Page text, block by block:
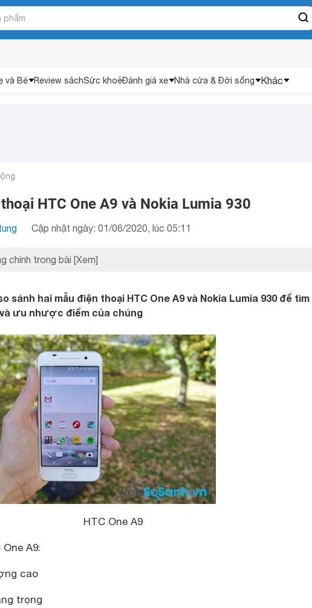
và Bé Review sáchSức khoẻĐánh giá xe Nhà cửa & Đời sống Khác
HTC One A9 và Nokia Lumia 930
Cập nhật ngày: 01/06/2020, lúc 05:11
chính trong bài [Xem]
sánh hai mẫu điện thoại HTC One A9 và Nokia Lumia 930 để tìm
ưu nhược điểm của chúng
HTC One A9
A9:
cao
trọng